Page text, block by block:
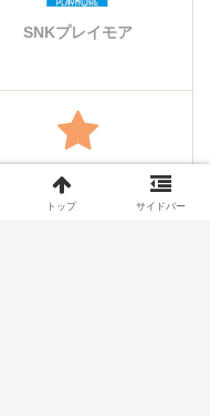
SNKプレイモア
その他のメーカー
トップ サイドバー